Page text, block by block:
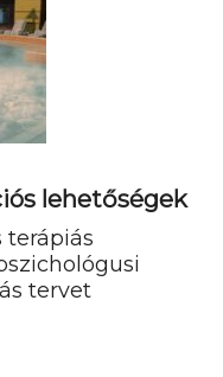
lehetőségek
terápiás
tervet